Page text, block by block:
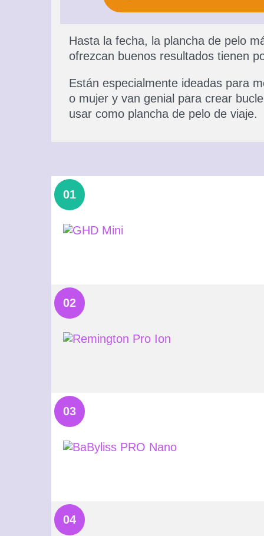
Hasta la fecha, la plancha de pelo
ofrezcan buenos resultados tienen
Están especialmente ideadas para
o mujer y van genial para crear
usar como plancha de pelo de viaje.
01
02
03
04